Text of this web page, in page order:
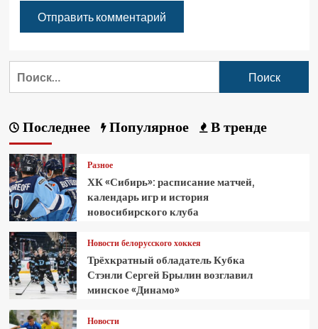
Последнее Популярное В тренде
Разное
ХК «Сибирь»: расписание матчей,
календарь игр и история
новосибирского клуба
Новости белорусского хоккея
Трёхкратный обладатель Кубка
Стэнли Сергей Брылин возглавил
минское «Динамо»
Новости